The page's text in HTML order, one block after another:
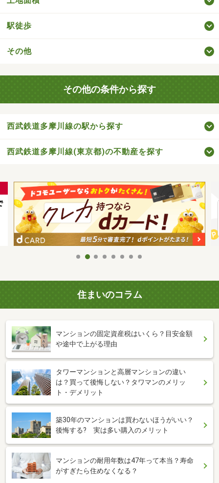
駅徒歩
その他
その他の条件から探す
西武鉄道多摩川線の駅から探す
西武鉄道多摩川線(東京都)の不動産を探す
住まいのコラム
マンションの固定資産税はいくら？目安金額
や途中で上がる理由
タワーマンションと高層マンションの違い
は？買って後悔しない？タワマンのメリッ
ト・デメリット
築30年のマンションは買わないほうがいい？
後悔する? 実は多い購入のメリット
マンションの耐用年数は47年って本当？寿命
がすぎたら住めなくなる？